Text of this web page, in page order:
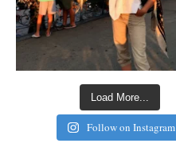
Load More...
Follow on Instagram